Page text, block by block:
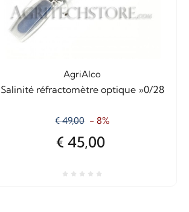
AgriAlco
Salinité réfractomètre optique »0/28
€ 49,00 - 8%
€ 45,00